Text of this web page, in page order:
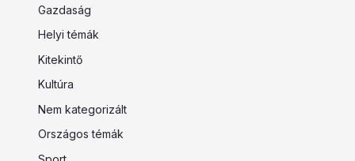
Gazdaság
Helyi témák
Kitekintő
Kultúra
Nem kategorizált
Országos témák